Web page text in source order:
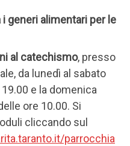
generi alimentari per le
al catechismo, presso
da lunedì al sabato
e la domenica
ore 10.00. Si
cliccando sul
parrocchia